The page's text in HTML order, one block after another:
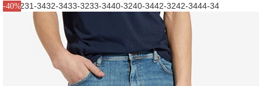
-40%
31-3231-3432-3433-3233-3440-3240-3442-3242-3444-34